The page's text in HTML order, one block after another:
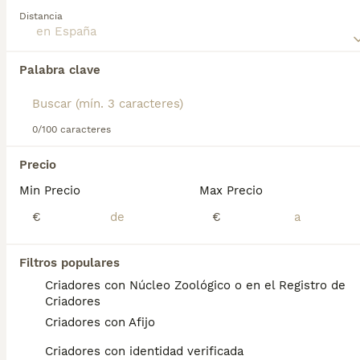
Distancia
Palabra clave
0/100 caracteres
Precio
Min Precio
€
Max Precio
€
Filtros populares
Criadores con Núcleo Zoológico o en el Registro de
Criadores
Criadores con Afijo
Criadores con identidad verificada
conocemos y amamos a día de hoy.
Lee nuestra
búsqueda y espera el resultado perfecto:
Preguntas frecuentes
¿Cuánto cuesta un cachorro
de Boston Terrier?
Terrier en España es de aproximadamente
968€, aunque los precios pueden variar